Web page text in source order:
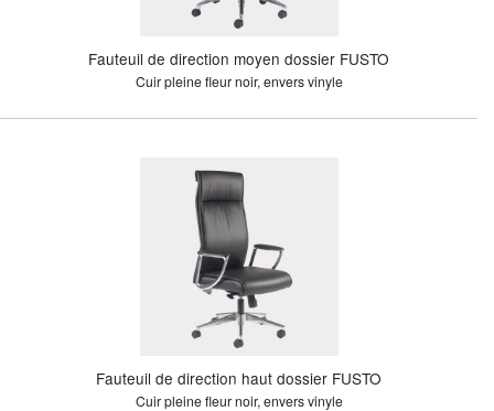
Fauteuil de direction moyen dossier FUSTO
Cuir pleine fleur noir, envers vinyle
Fauteuil de direction haut dossier FUSTO
Cuir pleine fleur noir, envers vinyle